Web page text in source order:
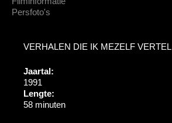
Persfoto's
VERHALEN DIE IK MEZELF VERTEL
Jaartal:
1991
Lengte:
58 minuten